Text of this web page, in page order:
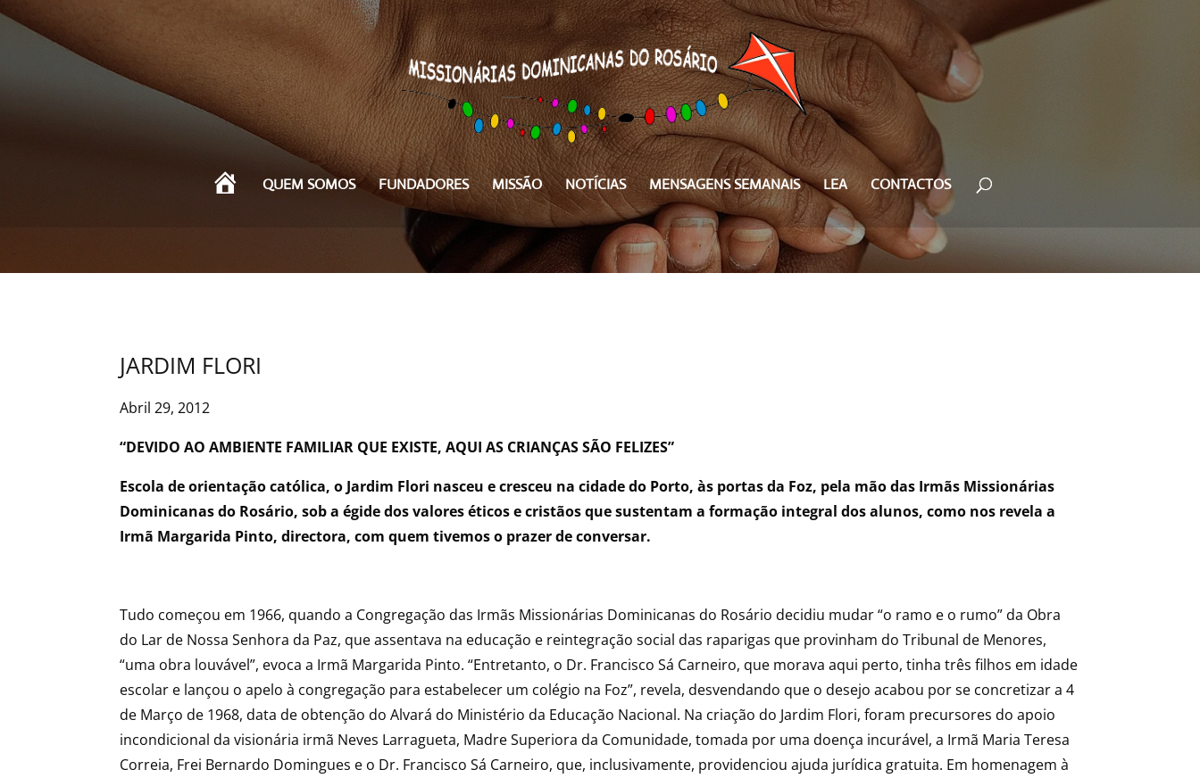
QUEM SOMOS FUNDADORES MISSÃO NOTÍCIAS MENSAGENS SEMANAIS LEA CONTACTOS
JARDIM FLORI
Abril 29, 2012
“DEVIDO AO AMBIENTE FAMILIAR QUE EXISTE, AQUI AS CRIANÇAS SÃO FELIZES”
Escola de orientação católica, o Jardim Flori nasceu e cresceu na cidade do Porto, às portas da Foz, pela mão das Irmãs Missionárias
Dominicanas do Rosário, sob a égide dos valores éticos e cristãos que sustentam a formação integral dos alunos, como nos revela a
Irmã Margarida Pinto, directora, com quem tivemos o prazer de conversar.
Tudo começou em 1966, quando a Congregação das Irmãs Missionárias Dominicanas do Rosário decidiu mudar “o ramo e o rumo” da Obra
do Lar de Nossa Senhora da Paz, que assentava na educação e reintegração social das raparigas que provinham do Tribunal de Menores,
“uma obra louvável”, evoca a Irmã Margarida Pinto. “Entretanto, o Dr. Francisco Sá Carneiro, que morava aqui perto, tinha três filhos em idade
escolar e lançou o apelo à congregação para estabelecer um colégio na Foz”, revela, desvendando que o desejo acabou por se concretizar a 4
de Março de 1968, data de obtenção do Alvará do Ministério da Educação Nacional. Na criação do Jardim Flori, foram precursores do apoio
incondicional da visionária irmã Neves Larragueta, Madre Superiora da Comunidade, tomada por uma doença incurável, a Irmã Maria Teresa
Correia, Frei Bernardo Domingues e o Dr. Francisco Sá Carneiro, que, inclusivamente, providenciou ajuda jurídica gratuita. Em homenagem à